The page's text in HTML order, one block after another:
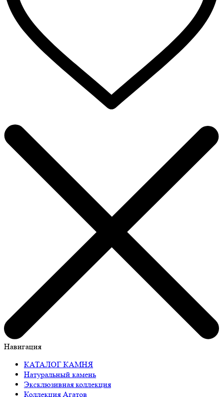
Навигация
КАТАЛОГ КАМНЯ
Натуральный камень
Эксклюзивная коллекция
Коллекция Агатов